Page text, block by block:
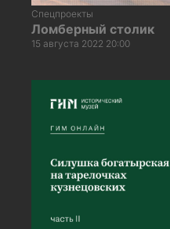
Спецпроекты
Ломберный столик
15 августа 2022 20:00